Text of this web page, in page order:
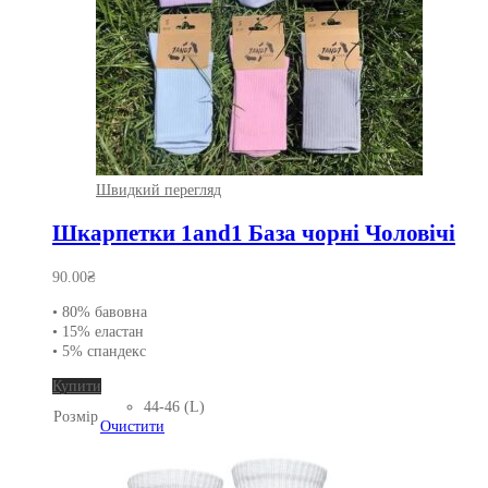
Швидкий перегляд
Шкарпетки 1and1 База чорні Чоловічі
90.00₴
• 80% бавовна
• 15% еластан
• 5% спандекс
Купити
товар
має
Параметри
Розмір
44-46 (L)
Очистити